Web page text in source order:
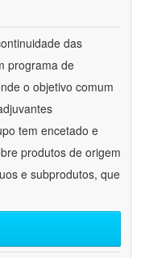
das
programa de
o objetivo comum
tem encetado e
produtos de origem
e subprodutos, que